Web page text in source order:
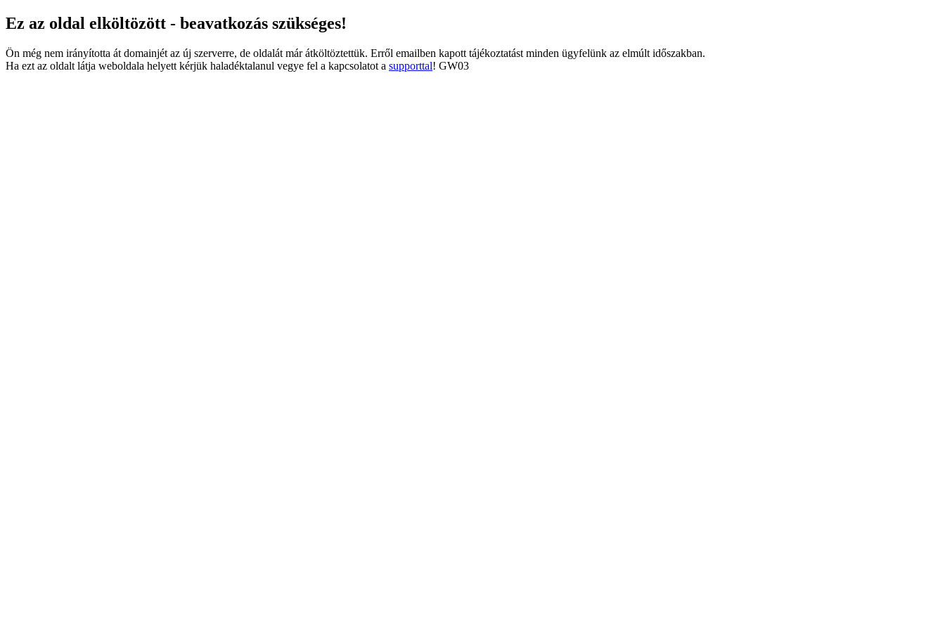
Ez az oldal elköltözött - beavatkozás szükséges!
Ön még nem irányította át domainjét az új szerverre, de oldalát már átköltöztettük. Erről emailben kapott tájékoztatást minden ügyfelünk az elmúlt időszakban.
Ha ezt az oldalt látja weboldala helyett kérjük haladéktalanul vegye fel a kapcsolatot a supporttal! GW03